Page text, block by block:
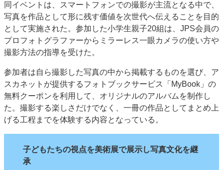
同イベントは、スマートフォンでの撮影が主流となる中で、
写真を作品として形に残す価値を次世代へ伝えることを目的
として実施された。参加した小学生親子20組は、JPS会員の
プロフォトグラファーからミラーレス一眼カメラの使い方や
撮影方法の指導を受けた。
参加者は自ら撮影した写真の中から掲載するものを選び、ア
スカネットが提供するフォトブックサービス「MyBook」の
無料クーポンを利用して、オリジナルのアルバムを制作し
た。撮影する楽しさだけでなく、一冊の作品としてまとめ上
げる工程までを体験する内容となっている。
子どもたちの視点を美術展で展示し写真文化を継
承